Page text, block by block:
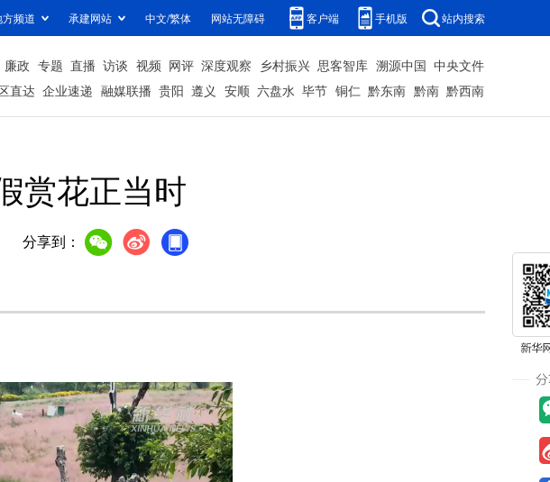
方频道 承建网站 中文/繁体 网站无障碍 客户端 手机版 站内搜索
廉政 专题 直播 访谈 视频 网评 深度观察 乡村振兴 思客智库 溯源中国 中央文件
直达 企业速递 融媒联播 贵阳 遵义 安顺 六盘水 毕节 铜仁 黔东南 黔南 黔西南
赏花正当时
分享到：